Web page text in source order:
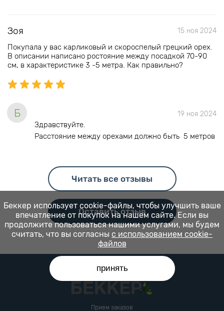
Зоя 15 ноя 2024
Покупала у вас карликовый и скороспелый грецкий орех.
В описании написано ростояние между посадкой 70-90
см, в характеристике 3 -5 метра. Как правильно?
Б 19 ноя 2024
Здравствуйте.
Расстояние между орехами должно быть 5 метров
Читать все отзывы
Оставить отзыв
Прием заказов
Беккер использует cookie-файлы, чтобы улучшить ваше
впечатление от покупок на нашем сайте. Если вы
продолжите пользоваться нашими услугами, мы будем
считать, что вы согласны с использованием cookie-
файлов
принять